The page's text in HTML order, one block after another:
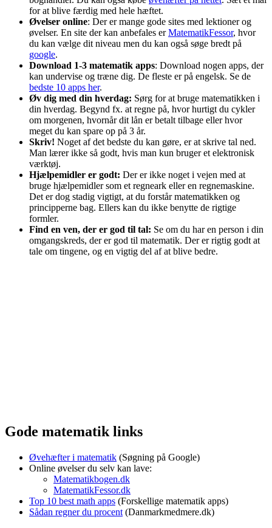
for at blive færdig med hele hæftet.
Øvelser online: Der er mange gode sites med lektioner og
øvelser. En site der kan anbefales erMatematikFessor, hvor
du kan vælge dit niveau men du kan også søge bredt på
google.
Download 1-3 matematik apps: Download nogen apps, der
kan undervise og træne dig. De fleste er på engelsk. Se de
bedste 10 apps her.
Øv dig med din hverdag: Sørg for at bruge matematikken i
din hverdag. Begynd fx. at regne på, hvor hurtigt du cykler
om morgenen, hvornår dit lån er betalt tilbage eller hvor
meget du kan spare op på 3 år.
Skriv! Noget af det bedste du kan gøre, er at skrive tal ned.
Man lærer ikke så godt, hvis man kun bruger et elektronisk
værktøj.
Hjælpemidler er godt: Der er ikke noget i vejen med at
bruge hjælpemidler som et regneark eller en regnemaskine.
Det er dog stadig vigtigt, at du forstår matematikken og
principperne bag. Ellers kan du ikke benytte de rigtige
formler.
Find en ven, der er god til tal: Se om du har en person i din
omgangskreds, der er god til matematik. Der er rigtig godt at
tale om tingene, og en vigtig del af at blive bedre.
Gode matematik links
Øvehæfter i matematik (Søgning på Google)
Online øvelser du selv kan lave:
Matematikbogen.dk
MatematikFessor.dk
Top 10 best math apps (Forskellige matematik apps)
Sådan regner du procent (Danmarkmedmere.dk)